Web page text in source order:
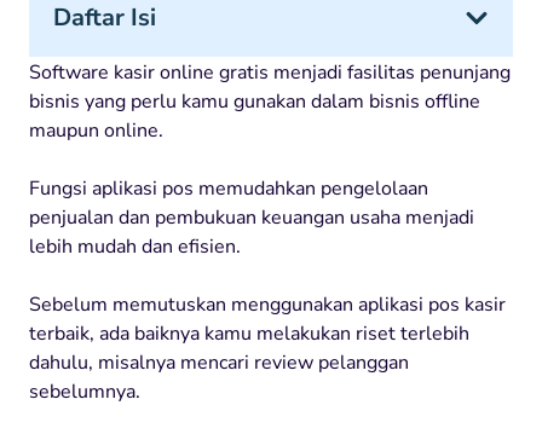
Software kasir online gratis menjadi fasilitas penunjang
bisnis yang perlu kamu gunakan dalam bisnis offline
maupun online.
Fungsi aplikasi pos memudahkan pengelolaan
penjualan dan pembukuan keuangan usaha menjadi
lebih mudah dan efisien.
Sebelum memutuskan menggunakan aplikasi pos kasir
terbaik, ada baiknya kamu melakukan riset terlebih
dahulu, misalnya mencari review pelanggan
sebelumnya.
Daftar Isi